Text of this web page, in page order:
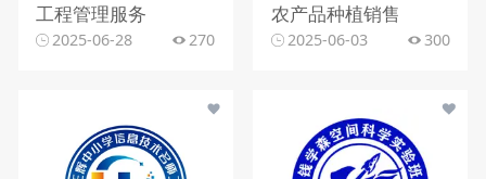
工程管理服务
2025-06-28 270
农产品种植销售
2025-06-03 300